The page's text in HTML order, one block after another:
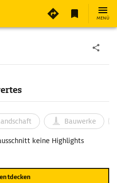
MENÜ
Bauwerke
keine Highlights